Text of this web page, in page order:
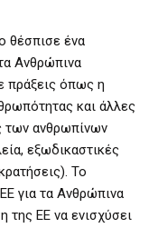
θέσπισε ένα
Ανθρώπινα
πράξεις όπως η
και άλλες
των ανθρωπίνων
εξωδικαστικές
Το
για τα Ανθρώπινα
της ΕΕ να ενισχύσει